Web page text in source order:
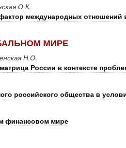
О.К.
международных отношений
МИРЕ
Н.О.
России в контексте
российского общества в
финансовом мире